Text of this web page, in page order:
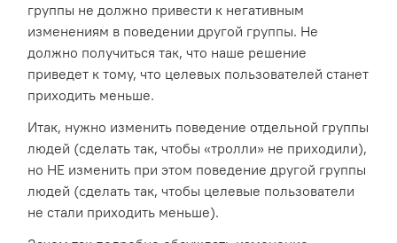
группы не должно привести к негативным
изменениям в поведении другой группы. Не
должно получиться так, что наше решение
приведет к тому, что целевых пользователей станет
приходить меньше.
Итак, нужно изменить поведение отдельной группы
людей (сделать так, чтобы «тролли» не приходили),
но НЕ изменить при этом поведение другой группы
людей (сделать так, чтобы целевые пользователи
не стали приходить меньше).